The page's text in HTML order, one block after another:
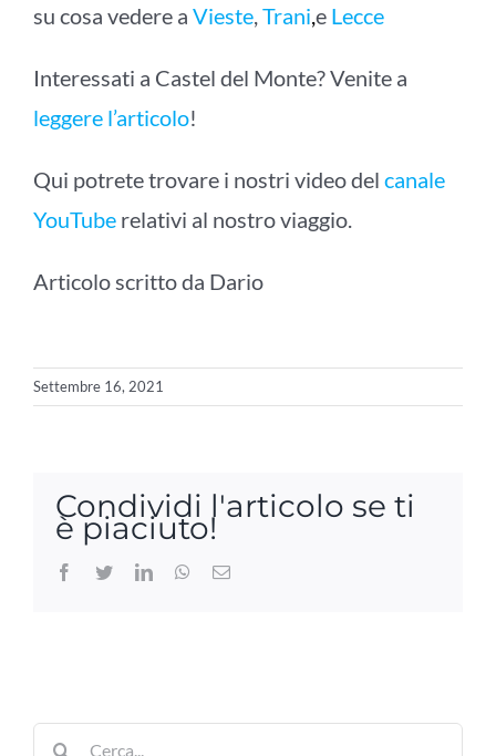
su cosa vedere a Vieste,Trani,e Lecce
Interessati a Castel del Monte? Venite a
leggere l’articolo!
Qui potrete trovare i nostri video del canale
YouTuberelativi al nostro viaggio.
Articolo scritto da Dario
Settembre 16, 2021
Condividi l'articolo se ti
è piaciuto!
Facebook
TwitterLinkedInWhatsApp
Email
Cerca